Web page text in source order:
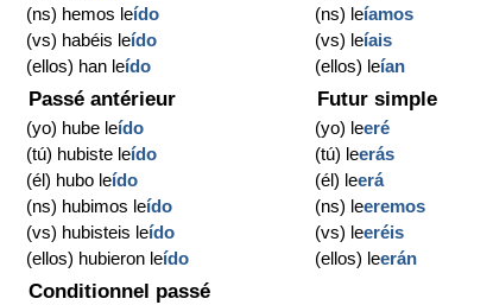
(ns) hemos leído
(vs) habéis leído
(ellos) han leído
(ns) leíamos
(vs) leíais
(ellos) leían
Passé antérieur
(yo) hube leído
(tú) hubiste leído
(él) hubo leído
(ns) hubimos leído
(vs) hubisteis leído
(ellos) hubieron leído
Futur simple
(yo) leeré
(tú) leerás
(él) leerá
(ns) leeremos
(vs) leeréis
(ellos) leerán
Conditionnel passé